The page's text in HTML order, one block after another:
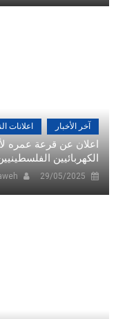
آخر الأخبار اعلانات
اعلان عن قرعة عمره
الكهربائيين
29/05/2025